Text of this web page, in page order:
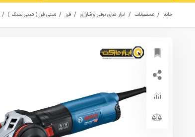
ابزار های برقی و شارژی
لوازم جانبی ابزار
ابزار های دستی و عمومی
ابزار های بادی یا پنوماتیک
ابزار دقیق و اندازه گیری
یراق آلات
خانه محصولات ابزار های برقی و شارژی فرز مینی فرز ( مینی سنگ )